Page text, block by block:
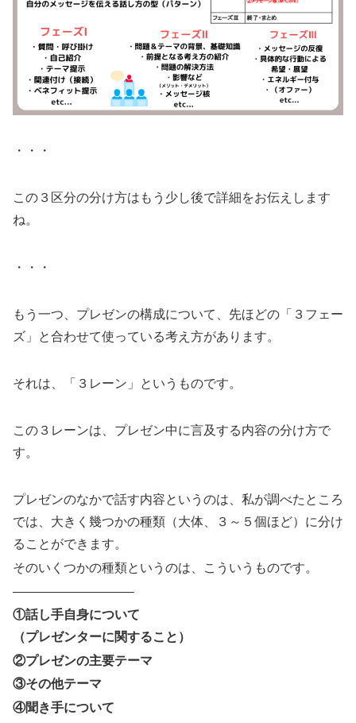
・・・
この３区分の分け方はもう少し後で詳細をお伝えします
ね。
・・・
もう一つ、プレゼンの構成について、先ほどの「３フェー
ズ」と合わせて使っている考え方があります。
それは、「３レーン」というものです。
この３レーンは、プレゼン中に言及する内容の分け方で
す。
プレゼンのなかで話す内容というのは、私が調べたところ
では、大きく幾つかの種類（大体、３～５個ほど）に分け
ることができます。
そのいくつかの種類というのは、こういうものです。
—————————–
①話し手自身について
（プレゼンターに関すること）
②プレゼンの主要テーマ
③その他テーマ
④聞き手について